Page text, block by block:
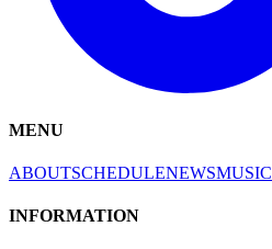
MENU
ABOUTSCHEDULENEWSMUSIC
INFORMATION